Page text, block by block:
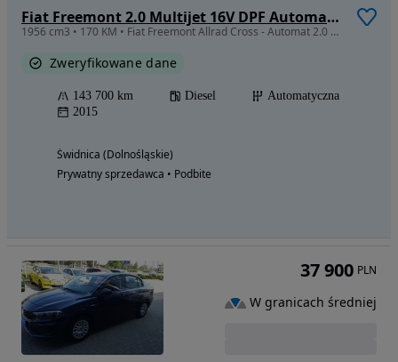
Fiat Freemont 2.0 Multijet 16V DPF Automatik Allrad Cross
1956 cm3 • 170 KM • Fiat Freemont Allrad Cross - Automat 2.0 170km
Zweryfikowane dane
143 700 km Diesel
Automatyczna
2015
Świdnica (Dolnośląskie)
Prywatny sprzedawca • Podbite
37 900 PLN
W granicach średniej